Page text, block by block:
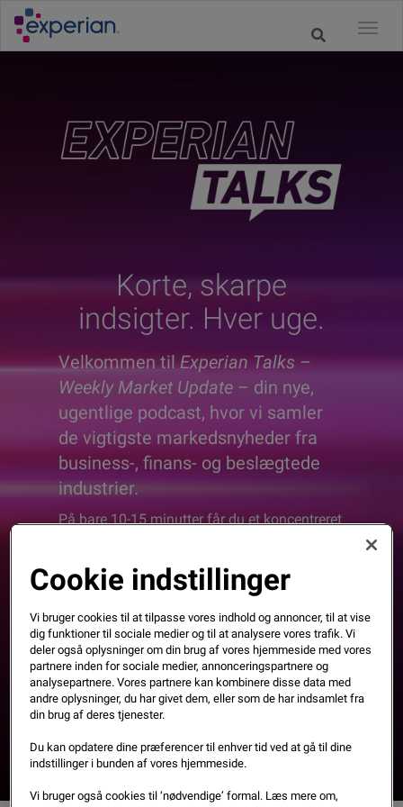
Korte, skarpe
indsigter. Hver uge.
Velkommen tilExperian Talks –
Weekly Market Update – din nye,
ugentlige podcast, hvor vi samler
de vigtigste markedsnyheder fra
business-, finans- og beslægtede
industrier.
På bare 10-15 minutter får du et koncentreret
udviklingen, der påvirker virksomheder i
Danmark og hele Norden.
Uanset om du arbejder med økonomi,
risikostyring, strategi, innovation eller
kunderejser, giver podcasten dig et hurtigt
indblik i, hvad der rører sig – uden støj og
uden spildtid.
Cookie indstillinger
Vi bruger cookies til at tilpasse vores indhold og annoncer, til at vise
dig funktioner til sociale medier og til at analysere vores trafik. Vi
deler også oplysninger om din brug af vores hjemmeside med vores
partnere inden for sociale medier, annonceringspartnere og
analysepartnere. Vores partnere kan kombinere disse data med
andre oplysninger, du har givet dem, eller som de har indsamlet fra
din brug af deres tjenester.
Du kan opdatere dine præferencer til enhver tid ved at gå til dine
indstillinger i bunden af vores hjemmeside.
Vi bruger også cookies til ‘nødvendige’ formal. Læs mere om,